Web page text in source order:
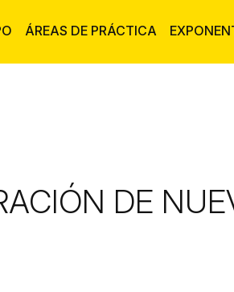
ÁREAS DE PRÁCTICA
DE